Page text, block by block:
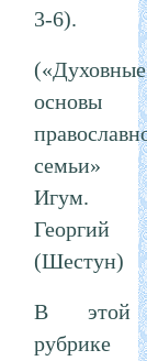
3-6).
(«Духовные
основы
семьи»
Игум.
Георгий
(Шестун)
В этой
рубрике